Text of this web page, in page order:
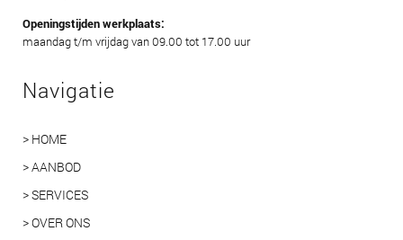
Openingstijden werkplaats:
maandag t/m vrijdag van 09.00 tot 17.00 uur
Navigatie
> HOME
> AANBOD
> SERVICES
> OVER ONS